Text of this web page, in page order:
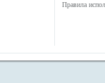
Правила